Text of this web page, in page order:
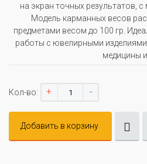
на экран точных результатов, с
Модель карманных весов
предметами весом до 100 гр.
работы с ювелирными
медицины и
Кол-во: + -
Добавить в корзину